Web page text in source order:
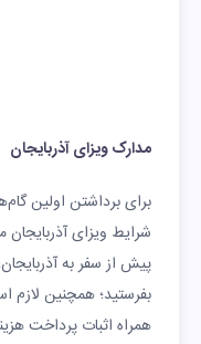
مدارک ویزای آذربایجان
برای برداشتن اولین
پیش از سفر به
بفرستید؛ همچنین لازم
همراه اثبات پرداخت